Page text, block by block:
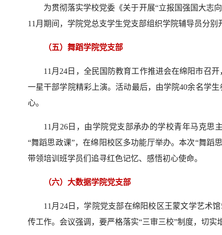
为贯彻落实学校党委《关于开展“立报国强国大志
11月期间，学院党总支学生党支部组织学院辅导员分别
（五）舞蹈学院党支部
11月24日，全民国防教育工作推进会在绵阳市召
一星干部学院精彩上演。活动最后，由学院40余名学
心。
11月26日，由学院党支部承办的学校青年马克思
“舞蹈思政课”，在绵阳校区多功能厅举办。本次“舞蹈
带领培训班学员们追寻红色记忆、感悟初心使命。
（六）大数据学院党支部
11月24日，学院党支部在绵阳校区王蒙文学艺术
传工作。会议强调，要严格落实“三审三校”制度，切